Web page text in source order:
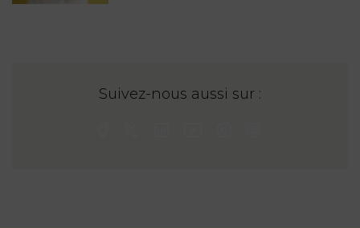
Suivez-nous aussi sur :